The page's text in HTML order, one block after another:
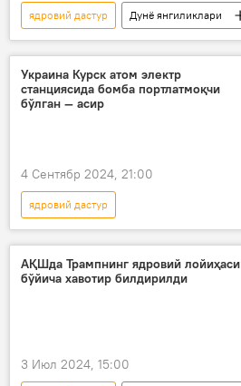
ядровий дастур
Дунё янгиликлари
Дунёда
Эрон
Россия
Владимир Путин
Исроил
АҚШ
ядросиз дунё
Украина Курск атом электр
станциясида бомба портлатмоқчи
бўлган — асир
4 Сентябр 2024, 21:00
ядровий дастур
Россия
Украина
АЭС
террорчилар
террор
АҚШда Трампнинг ядровий лойиҳаси
бўйича хавотир билдирилди
3 Июл 2024, 15:00